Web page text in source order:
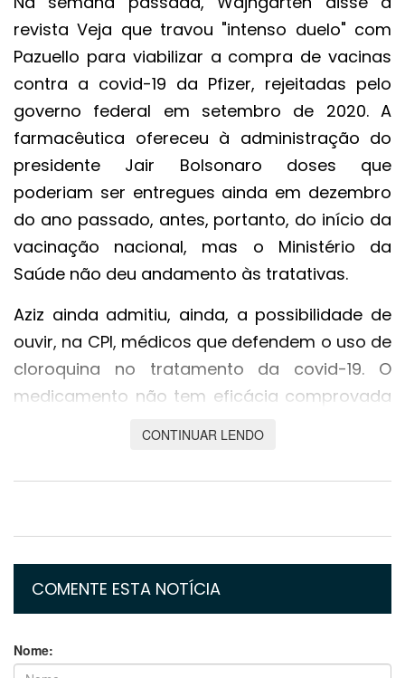
revista Veja que travou "intenso duelo" com
Pazuello para viabilizar a compra de vacinas
contra a covid-19 da Pfizer, rejeitadas pelo
governo federal em setembro de 2020. A
farmacêutica ofereceu à administração do
presidente Jair Bolsonaro doses que
poderiam ser entregues ainda em dezembro
do ano passado, antes, portanto, do início da
vacinação nacional, mas o Ministério da
Saúde não deu andamento às tratativas.
Aziz ainda admitiu, ainda, a possibilidade de
ouvir, na CPI, médicos que defendem o uso de
cloroquina no tratamento da covid-19. O
medicamento não tem eficácia comprovada
chamar quem defende cloroquina, vou me
Omar Aziz avaliou que o presidente Jair
Bolsonaro "foi negacionista" desde o primeiro
momento da pandemia de covid-19,
estimulando aglomerações e o uso de
CONTINUAR LENDO
COMENTE ESTA NOTÍCIA
Nome: